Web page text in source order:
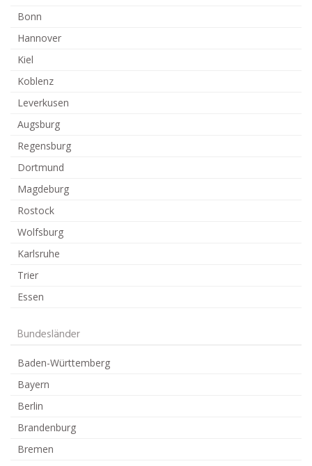
Bonn
Hannover
Kiel
Koblenz
Leverkusen
Augsburg
Regensburg
Dortmund
Magdeburg
Rostock
Wolfsburg
Karlsruhe
Trier
Essen
Bundesländer
Baden-Württemberg
Bayern
Berlin
Brandenburg
Bremen